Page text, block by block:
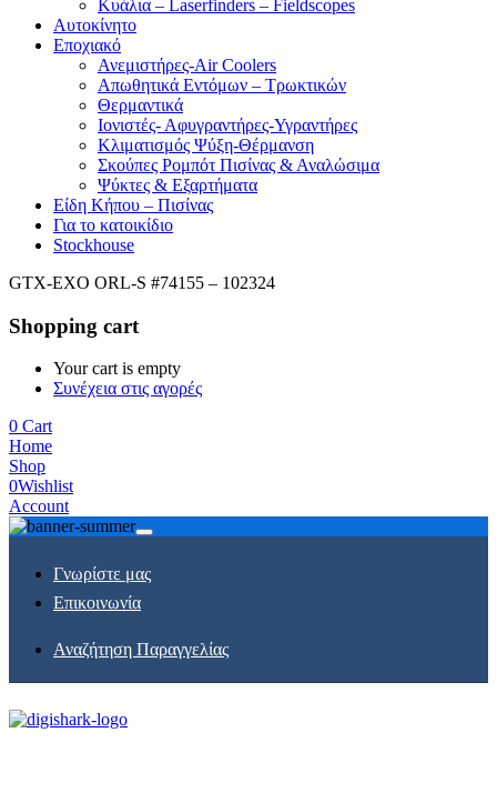
Κυάλια – Laserfinders – Fieldscopes
Αυτοκίνητο
Εποχιακό
Ανεμιστήρες-Air Coolers
Απωθητικά Εντόμων – Τρωκτικών
Θερμαντικά
Ιονιστές- Αφυγραντήρες-Υγραντήρες
Κλιματισμός Ψύξη-Θέρμανση
Σκούπες Ρομπότ Πισίνας & Αναλώσιμα
Ψύκτες & Εξαρτήματα
Είδη Κήπου – Πισίνας
Για το κατοικίδιο
Stockhouse
GTX-EXO ORL-S #74155 – 102324
Shopping cart
Your cart is empty
Συνέχεια στις αγορές
0 Cart
Home
Shop
0Wishlist
Account
Γνωρίστε μας
Επικοινωνία
Αναζήτηση Παραγγελίας